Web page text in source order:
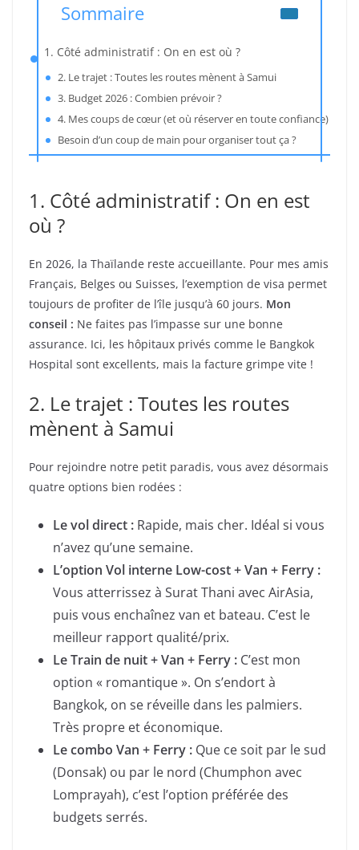
Sommaire
1. Côté administratif : On en est où ?
2. Le trajet : Toutes les routes mènent à Samui
3. Budget 2026 : Combien prévoir ?
4. Mes coups de cœur (et où réserver en toute confiance)
Besoin d’un coup de main pour organiser tout ça ?
1. Côté administratif : On en est
où ?
En 2026, la Thaïlande reste accueillante. Pour mes amis
Français, Belges ou Suisses, l’exemption de visa permet
toujours de profiter de l’île jusqu’à 60 jours. Mon
conseil : Ne faites pas l’impasse sur une bonne
assurance. Ici, les hôpitaux privés comme le Bangkok
Hospital sont excellents, mais la facture grimpe vite !
2. Le trajet : Toutes les routes
mènent à Samui
Pour rejoindre notre petit paradis, vous avez désormais
quatre options bien rodées :
Le vol direct : Rapide, mais cher. Idéal si vous
n’avez qu’une semaine.
L’option Vol interne Low-cost + Van + Ferry :
Vous atterrissez à Surat Thani avec AirAsia,
puis vous enchaînez van et bateau. C’est le
meilleur rapport qualité/prix.
Le Train de nuit + Van + Ferry : C’est mon
option « romantique ». On s’endort à
Bangkok, on se réveille dans les palmiers.
Très propre et économique.
Le combo Van + Ferry : Que ce soit par le sud
(Donsak) ou par le nord (Chumphon avec
Lomprayah), c’est l’option préférée des
budgets serrés.